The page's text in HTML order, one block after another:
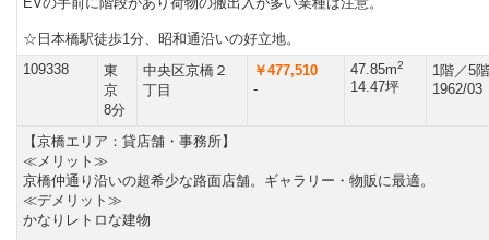
☆日本橋駅徒歩1分、昭和通沿いの好立地。
109338
東
京
8分
中央区京橋２
丁目
￥477,510
-
47.85m2
14.47坪
1階／5
1962/03
【京橋エリア：貸店舗・事務所】
≪メリット≫
京橋仲通り沿いの超希少な路面店舗。ギャラリー・物販に最適。
≪デメリット≫
かなりレトロな建物